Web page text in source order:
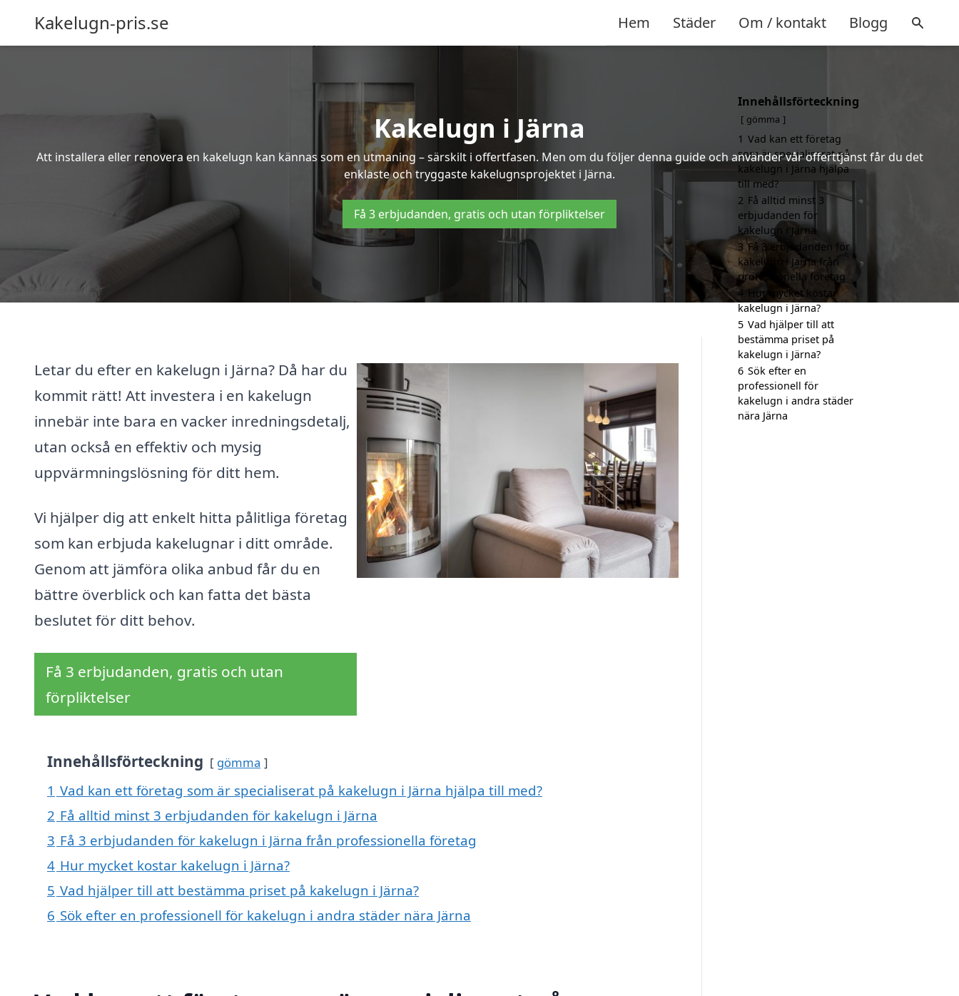
Kakelugn-pris.se Hem Städer Om / kontakt Blogg
Kakelugn i Järna
Att installera eller renovera en kakelugn kan kännas som en utmaning – särskilt i offertfasen. Men om du följer denna guide och använder vår offerttjänst får du det
enklaste och tryggaste kakelugnsprojektet i Järna.
Få 3 erbjudanden, gratis och utan förpliktelser
Letar du efter en kakelugn i Järna? Då har du
kommit rätt! Att investera i en kakelugn
innebär inte bara en vacker inredningsdetalj,
utan också en effektiv och mysig
uppvärmningslösning för ditt hem.
Vi hjälper dig att enkelt hitta pålitliga företag
som kan erbjuda kakelugnar i ditt område.
Genom att jämföra olika anbud får du en
bättre överblick och kan fatta det bästa
beslutet för ditt behov.
Få 3 erbjudanden, gratis och utan
förpliktelser
Innehållsförteckning gömma
1 Vad kan ett företag som är specialiserat på kakelugn i Järna hjälpa till med?
2 Få alltid minst 3 erbjudanden för kakelugn i Järna
3 Få 3 erbjudanden för kakelugn i Järna från professionella företag
4 Hur mycket kostar kakelugn i Järna?
5 Vad hjälper till att bestämma priset på kakelugn i Järna?
6 Sök efter en professionell för kakelugn i andra städer nära Järna
Innehållsförteckning
gömma
1 Vad kan ett företag
som är specialiserat på
kakelugn i Järna hjälpa
till med?
2 Få alltid minst 3
erbjudanden för
kakelugn i Järna
3 Få 3 erbjudanden för
kakelugn i Järna från
professionella företag
4 Hur mycket kostar
kakelugn i Järna?
5 Vad hjälper till att
bestämma priset på
kakelugn i Järna?
6 Sök efter en
professionell för
kakelugn i andra städer
nära Järna